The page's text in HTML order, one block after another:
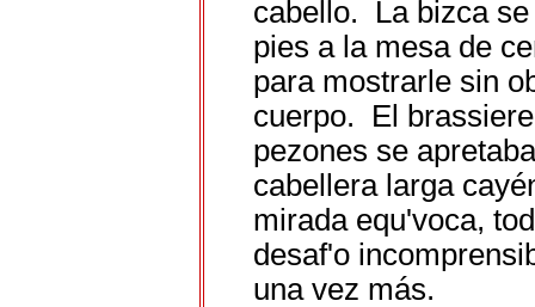
cabello. La bizca
pies a la mesa de
para mostrarle sin
cuerpo. El
pezones se
cabellera larga
mirada equ'voca,
desaf'o
una vez más.